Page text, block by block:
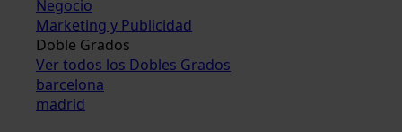
Negocio
Marketing y Publicidad
Doble Grados
Ver todos los Dobles Grados
barcelona
madrid